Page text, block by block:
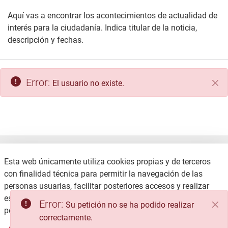
Aquí vas a encontrar los acontecimientos de actualidad de
interés para la ciudadanía. Indica titular de la noticia,
descripción y fechas.
Error: El usuario no existe.
CONTACTO
POLÍTICA DE PRIVACIDAD
Esta web únicamente utiliza cookies propias y de terceros
con finalidad técnica para permitir la navegación de las
personas usuarias, facilitar posteriores accesos y realizar
estadísticas de uso, no recabando ni cediendo datos
personales. Consulte la Política de privacidad